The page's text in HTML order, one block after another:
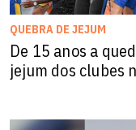
QUEBRA DE JEJUM
De 15 anos a
jejum dos clubes